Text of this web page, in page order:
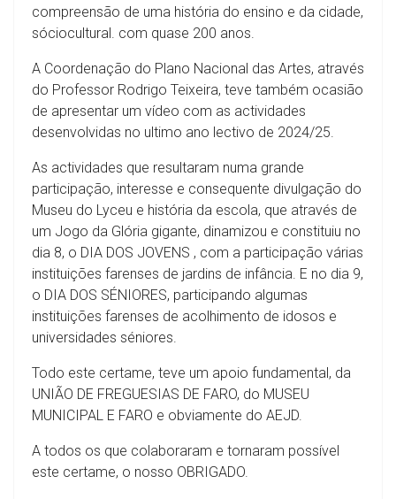
compreensão de uma história do ensino e da cidade,
sóciocultural. com quase 200 anos.
A Coordenação do Plano Nacional das Artes, através
do Professor Rodrigo Teixeira, teve também ocasião
de apresentar um vídeo com as actividades
desenvolvidas no ultimo ano lectivo de 2024/25.
As actividades que resultaram numa grande
participação, interesse e consequente divulgação do
Museu do Lyceu e história da escola, que através de
um Jogo da Glória gigante, dinamizou e constituiu no
dia 8, o DIA DOS JOVENS , com a participação várias
instituições farenses de jardins de infância. E no dia 9,
o DIA DOS SÉNIORES, participando algumas
instituições farenses de acolhimento de idosos e
universidades séniores.
Todo este certame, teve um apoio fundamental, da
UNIÃO DE FREGUESIAS DE FARO, do MUSEU
MUNICIPAL E FARO e obviamente do AEJD.
A todos os que colaboraram e tornaram possível
este certame, o nosso OBRIGADO.